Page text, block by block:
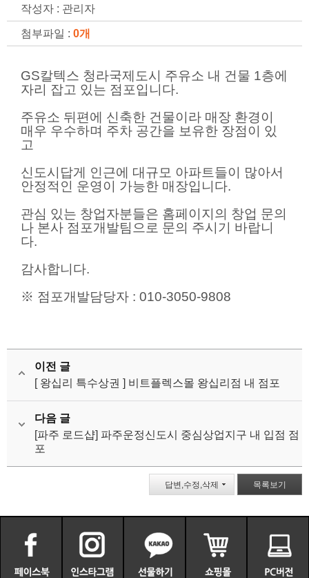
작성자 : 관리자
첨부파일 : 0개
GS칼텍스 청라국제도시 주유소 내 건물 1층에
자리 잡고 있는 점포입니다.
주유소 뒤편에 신축한 건물이라 매장 환경이
매우 우수하며 주차 공간을 보유한 장점이 있
고
신도시답게 인근에 대규모 아파트들이 많아서
안정적인 운영이 가능한 매장입니다.
관심 있는 창업자분들은 홈페이지의 창업 문의
나 본사 점포개발팀으로 문의 주시기 바랍니
다.
감사합니다.
※ 점포개발담당자 : 010-3050-9808
이전 글
[ 왕십리 특수상권 ] 비트플렉스몰 왕십리점 내 점포
다음 글
[파주 로드샵] 파주운정신도시 중심상업지구 내 입점 점
포
답변,수정,삭제 목록보기